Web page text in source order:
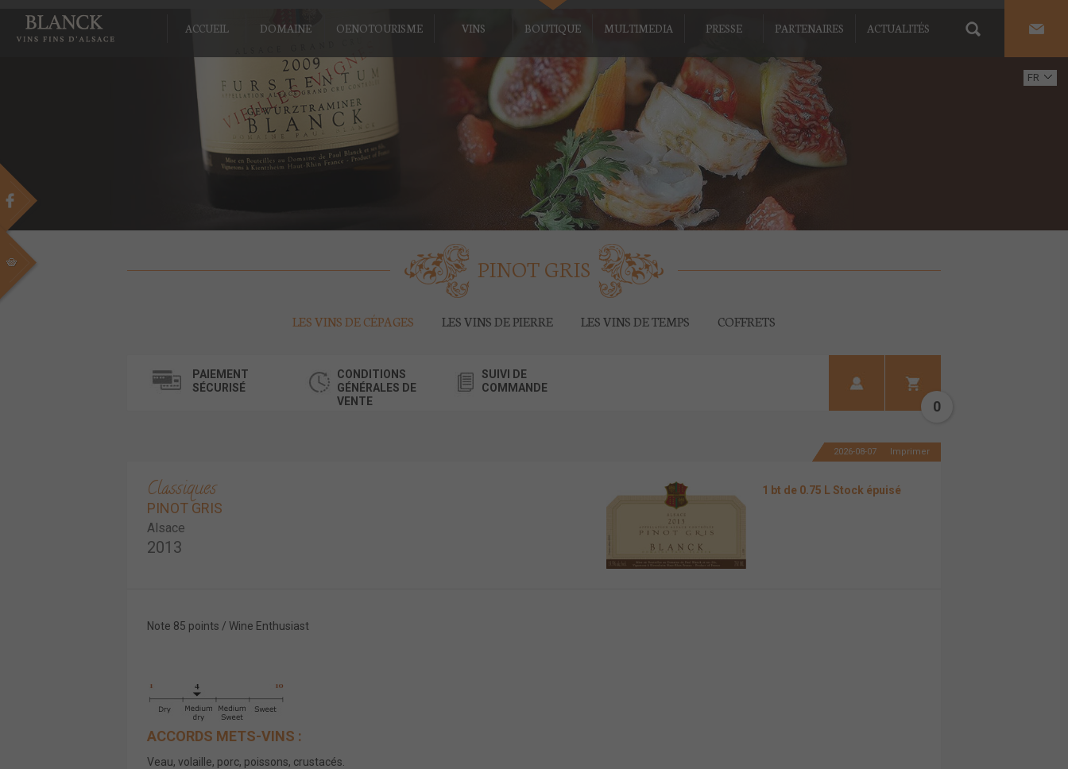
ACCUEIL DOMAINE OENOTOURISME VINS BOUTIQUE MULTIMEDIA PRESSE PARTENAIRES ACTUALITÉS
FR
PINOT GRIS
LES VINS DE CÉPAGES LES VINS DE PIERRE LES VINS DE TEMPS COFFRETS
PAIEMENT
SÉCURISÉ
CONDITIONS
GÉNÉRALES DE
VENTE
SUIVI DE
COMMANDE
0
2026-08-07 Imprimer
Classiques
PINOT GRIS
Alsace
2013
1 bt de 0.75 L Stock épuisé
Note 85 points / Wine Enthusiast
ACCORDS METS-VINS :
Veau, volaille, porc, poissons, crustacés.